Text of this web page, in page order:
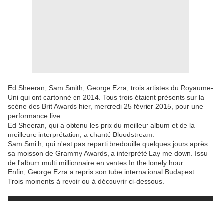
Ed Sheeran, Sam Smith, George Ezra, trois artistes du Royaume-
Uni qui ont cartonné en 2014. Tous trois étaient présents sur la
scène des Brit Awards hier, mercredi 25 février 2015, pour une
performance live.
Ed Sheeran, qui a obtenu les prix du meilleur album et de la
meilleure interprétation, a chanté Bloodstream.
Sam Smith, qui n'est pas reparti bredouille quelques jours après
sa moisson de Grammy Awards, a interprété Lay me down. Issu
de l'album multi millionnaire en ventes In the lonely hour.
Enfin, George Ezra a repris son tube international Budapest.
Trois moments à revoir ou à découvrir ci-dessous.